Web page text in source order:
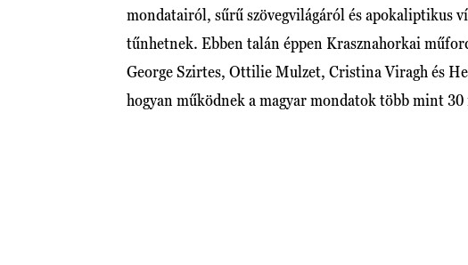
mondatairól, sűrű szövegvilágáról és apokaliptikus
tűnhetnek. Ebben talán éppen Krasznahorkai
George Szirtes, Ottilie Mulzet, Cristina Viragh és
hogyan működnek a magyar mondatok több mint 30